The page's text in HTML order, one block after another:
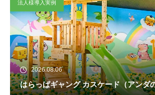
法人様導入実例
2026.08.06
はらっぱギャング カスケード（アンダ